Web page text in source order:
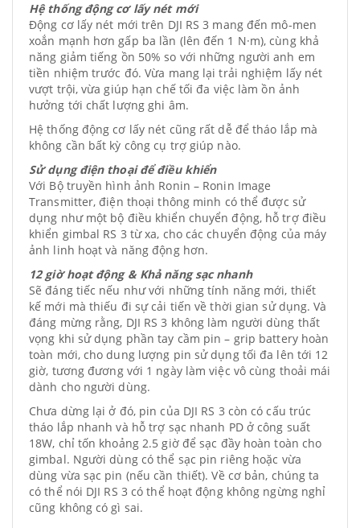
Hệ thống động cơ lấy nét mới
Động cơ lấy nét mới trên DJI RS 3 mang đến mô-men
xoắn mạnh hơn gấp ba lần (lên đến 1 N·m), cùng khả
năng giảm tiếng ồn 50% so với những người anh em
tiền nhiệm trước đó. Vừa mang lại trải nghiệm lấy nét
vượt trội, vừa giúp hạn chế tối đa việc làm ồn ảnh
hưởng tới chất lượng ghi âm.
Hệ thống động cơ lấy nét cũng rất dễ để tháo lắp mà
không cần bất kỳ công cụ trợ giúp nào.
Sử dụng điện thoại để điều khiển
Với Bộ truyền hình ảnh Ronin – Ronin Image
Transmitter, điện thoại thông minh có thể được sử
dụng như một bộ điều khiển chuyển động, hỗ trợ điều
khiển gimbal RS 3 từ xa, cho các chuyển động của máy
ảnh linh hoạt và năng động hơn.
12 giờ hoạt động & Khả năng sạc nhanh
Sẽ đáng tiếc nếu như với những tính năng mới, thiết
kế mới mà thiếu đi sự cải tiến về thời gian sử dụng. Và
đáng mừng rằng, DJI RS 3 không làm người dùng thất
vọng khi sử dụng phần tay cầm pin – grip battery hoàn
toàn mới, cho dung lượng pin sử dụng tối đa lên tới 12
giờ, tương đương với 1 ngày làm việc vô cùng thoải mái
dành cho người dùng.
Chưa dừng lại ở đó, pin của DJI RS 3 còn có cấu trúc
tháo lắp nhanh và hỗ trợ sạc nhanh PD ở công suất
18W, chỉ tốn khoảng 2.5 giờ để sạc đầy hoàn toàn cho
gimbal. Người dùng có thể sạc pin riêng hoặc vừa
dùng vừa sạc pin (nếu cần thiết). Về cơ bản, chúng ta
có thể nói DJI RS 3 có thể hoạt động không ngừng nghỉ
cũng không có gì sai.